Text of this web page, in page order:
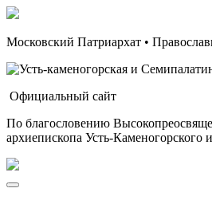
Московский Патриархат •
Официальный сайт
По благословению
архиепископа Усть-Каменогорского